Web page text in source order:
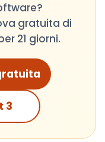
gratuita di
21 giorni.
3